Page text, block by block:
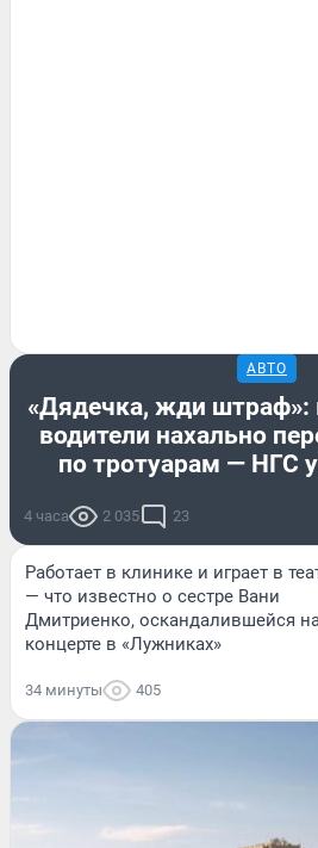
АВТО
«Дядечка, жди штраф»:
водители нахально
по тротуарам — НГС
4 часа 2 035 23
Работает в клинике и играет в
— что известно о сестре Вани
Дмитриенко, оскандалившейся
концерте в «Лужниках»
34 минуты 405